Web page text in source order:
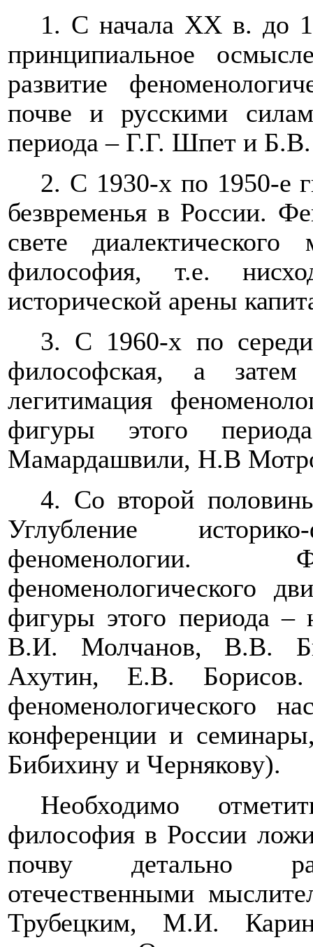
1. С начала XX в. до
принципиальное
развитие
почве и русскими
периода – Г.Г. Шпет и
2. С 1930-х по 1950-е
безвременья в России.
свете диалектического
философия, т.е.
исторической арены
3. С 1960-х по
философская, а
легитимация
фигуры этого
Мамардашвили, Н.В
4. Со второй
Углубление
феноменологии.
феноменологического
фигуры этого периода –
В.И. Молчанов, В.В.
Ахутин, Е.В. Борисов.
феноменологического
конференции и
Бибихину и Чернякову).
Необходимо
философия в России
почву детально
отечественными
Трубецким, М.И.